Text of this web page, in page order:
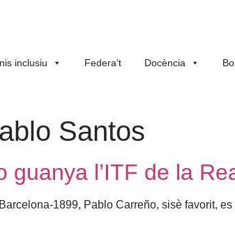
inclusiu Federa't Docència
Santos
guanya l’ITF de la
1899, Pablo Carreño, sisè favorit,